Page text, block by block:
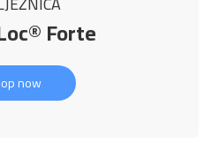
Forte
now